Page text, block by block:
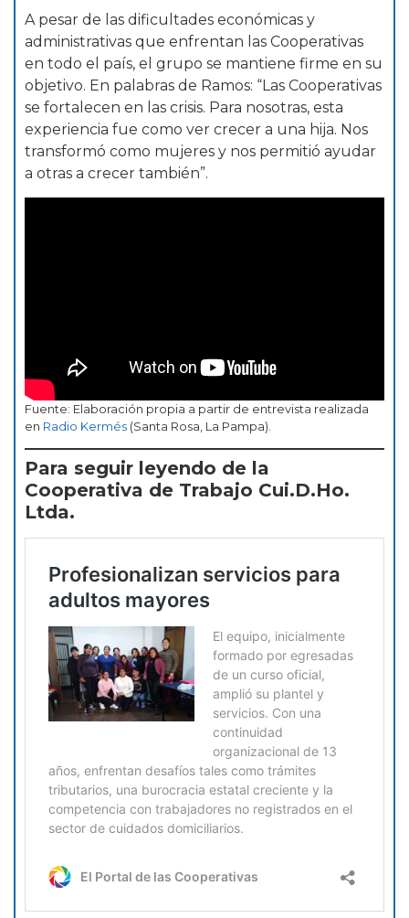
A pesar de las dificultades económicas y
administrativas que enfrentan las Cooperativas
en todo el país, el grupo se mantiene firme en su
objetivo. En palabras de Ramos: “Las Cooperativas
se fortalecen en las crisis. Para nosotras, esta
experiencia fue como ver crecer a una hija. Nos
transformó como mujeres y nos permitió ayudar
a otras a crecer también”.
Fuente: Elaboración propia a partir de entrevista realizada
en Radio Kermés (Santa Rosa, La Pampa).
Para seguir leyendo de la
Cooperativa de Trabajo Cui.D.Ho.
Ltda.